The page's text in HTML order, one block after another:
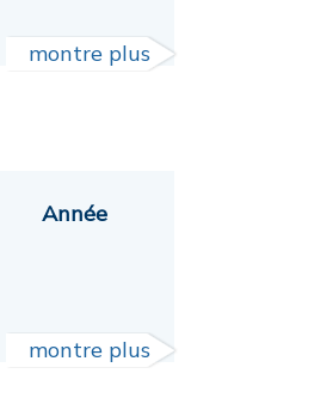
montre plus
Année
montre plus